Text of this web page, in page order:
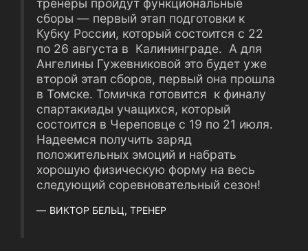
тренеры пройдут функциональные
сборы — первый этап подготовки к
Кубку России, который состоится с 22
по 26 августа в Калининграде. А для
Ангелины Гужевниковой это будет уже
второй этап сборов, первый она прошла
в Томске. Томичка готовится к финалу
спартакиады учащихся, который
состоится в Череповце с 19 по 21 июля.
Надеемся получить заряд
положительных эмоций и набрать
хорошую физическую форму на весь
следующий соревновательный сезон!
ВИКТОР БЕЛЬЦ, ТРЕНЕР